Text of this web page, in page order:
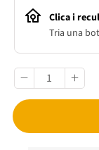
Clica i
Tria una